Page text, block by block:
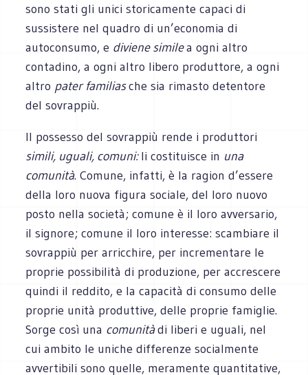
sono stati gli unici storicamente capaci di
sussistere nel quadro di un’economia di
autoconsumo, e diviene similea ogni altro
contadino, a ogni altro libero produttore, a ogni
altro pater familiasche sia rimasto detentore
del sovrappiù.
Il possesso del sovrappiù rende i produttori
simili, uguali, comuni:li costituisce in una
comunità. Comune, infatti, è la ragion d’essere
della loro nuova figura sociale, del loro nuovo
posto nella società; comune è il loro avversario,
il signore; comune il loro interesse: scambiare il
sovrappiù per arricchire, per incrementare le
proprie possibilità di produzione, per accrescere
quindi il reddito, e la capacità di consumo delle
proprie unità produttive, delle proprie famiglie.
Sorge così una comunitàdi liberi e uguali, nel
cui ambito le uniche differenze socialmente
avvertibili sono quelle, meramente quantitative,